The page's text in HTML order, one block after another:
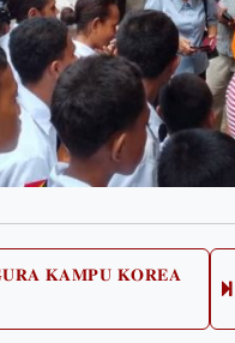
𝐊𝐀𝐌𝐏𝐔 𝐊𝐎𝐑𝐄𝐀